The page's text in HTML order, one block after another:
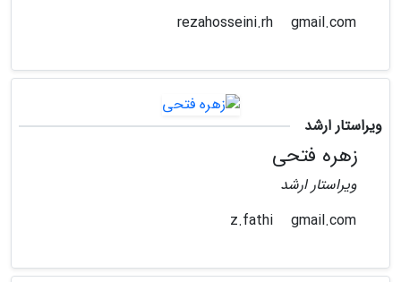
gmail.com
ویراستار ارشد
زهره فتحی
ویراستار ارشد
gmail.com